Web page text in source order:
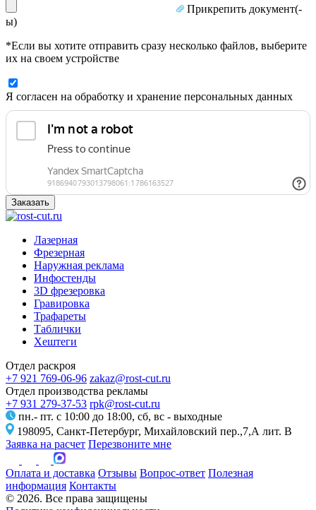
Прикрепить документ(-
ы)
*Если вы хотите отправить сразу несколько файлов, выберите
их на своем устройстве
Я согласен на обработку и хранение персональных данных
Заказать
Лазерная
Фрезерная
Наружная реклама
Инфостенды
3D фрезеровка
Гравировка
Трафареты
Таблички
Хештеги
Отдел раскроя
+7 921 769-06-96 zakaz@rost-cut.ru
Отдел производства рекламы
+7 931 279-37-53 rpk@rost-cut.ru
пн.- пт. с 10:00 до 18:00, сб, вс - выходные
198095, Санкт-Петербург, Михайловский пер.,7,А лит. В
Заявка на расчет Перезвоните мне
Оплата и доставка Отзывы Вопрос-ответ Полезная
информация Контакты
© 2026. Все права защищены